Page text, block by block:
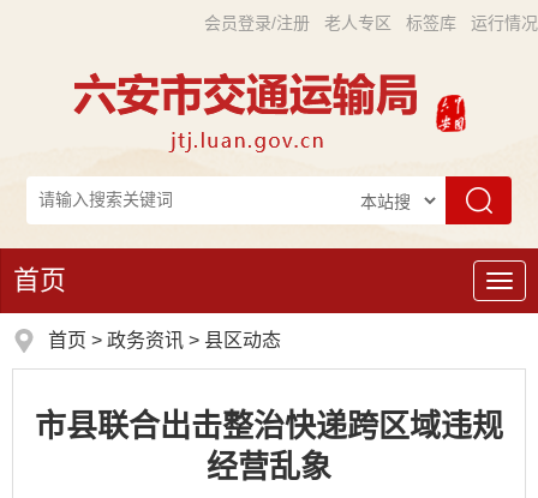
会员登录/注册 老人专区 标签库 运行情况
导
航
首页
首页 > 政务资讯 > 县区动态
市县联合出击整治快递跨区域违规
经营乱象